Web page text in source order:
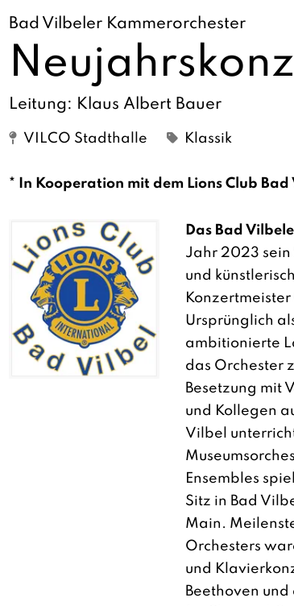
Bad Vilbeler Kammerorchester
Leitung: Klaus Albert Bauer
VILCO Stadthalle Klassik
* In Kooperation mit dem Lions Club Bad
Das Bad
Jahr 2023
und
Ursprünglich
ambitionierte
das Orchester
Besetzung mit
und Kollegen
Vilbel
Ensembles
Sitz in Bad
Main.
Orchesters
und
Beethoven